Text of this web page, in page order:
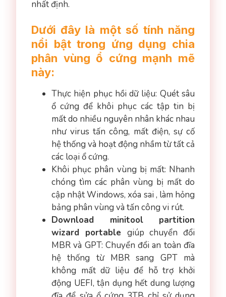
nhất định.
Dưới đây là một số tính năng
nổi bật trong ứng dụng chia
phân vùng ổ cứng mạnh mẽ
này:
Thực hiện phục hồi dữ liệu: Quét sâu
ổ cứng để khôi phục các tập tin bị
mất do nhiều nguyên nhân khác nhau
như virus tấn công, mất điện, sự cố
hệ thống và hoạt động nhầm từ tất cả
các loại ổ cứng.
Khôi phục phân vùng bị mất: Nhanh
chóng tìm các phân vùng bị mất do
cập nhật Windows, xóa sai , làm hỏng
bảng phân vùng và tấn công vi rút.
Download minitool partition
wizard portable giúp chuyển đổi
MBR và GPT: Chuyển đổi an toàn đĩa
hệ thống từ MBR sang GPT mà
không mất dữ liệu để hỗ trợ khởi
động UEFI, tận dụng hết dung lượng